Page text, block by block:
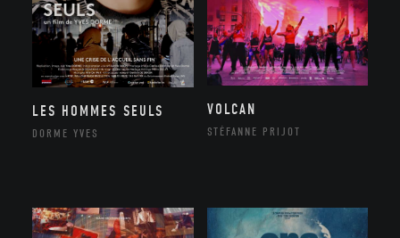
LES HOMMES SEULS
DORME YVES
VOLCAN
STÉFANNE PRIJOT